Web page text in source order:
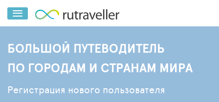
БОЛЬШОЙ ПУТЕВОДИТЕЛЬ
ПО ГОРОДАМ И СТРАНАМ МИРА
Регистрация нового пользователя